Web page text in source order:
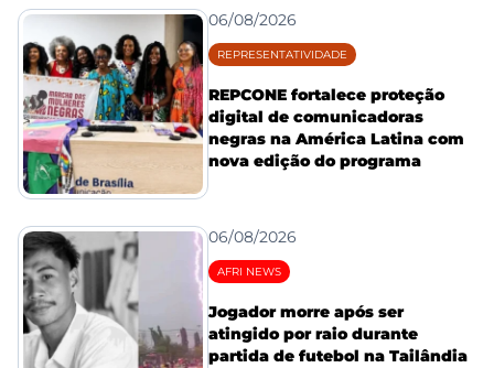
06/08/2026
REPRESENTATIVIDADE
REPCONE fortalece proteção
digital de comunicadoras
negras na América Latina com
nova edição do programa
06/08/2026
AFRI NEWS
Jogador morre após ser
atingido por raio durante
partida de futebol na Tailândia